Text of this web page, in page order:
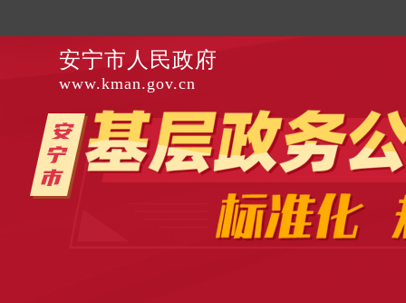
安宁市人民政府
www.kman.gov.cn